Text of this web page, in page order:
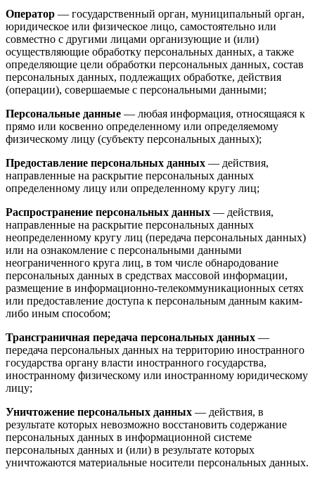
Оператор — государственный орган, муниципальный орган,
юридическое или физическое лицо, самостоятельно или
совместно с другими лицами организующие и (или)
осуществляющие обработку персональных данных, а также
определяющие цели обработки персональных данных, состав
персональных данных, подлежащих обработке, действия
(операции), совершаемые с персональными данными;
Персональные данные — любая информация, относящаяся к
прямо или косвенно определенному или определяемому
физическому лицу (субъекту персональных данных);
Предоставление персональных данных — действия,
направленные на раскрытие персональных данных
определенному лицу или определенному кругу лиц;
Распространение персональных данных — действия,
направленные на раскрытие персональных данных
неопределенному кругу лиц (передача персональных данных)
или на ознакомление с персональными данными
неограниченного круга лиц, в том числе обнародование
персональных данных в средствах массовой информации,
размещение в информационно-телекоммуникационных сетях
или предоставление доступа к персональным данным каким-
либо иным способом;
Трансграничная передача персональных данных —
передача персональных данных на территорию иностранного
государства органу власти иностранного государства,
иностранному физическому или иностранному юридическому
лицу;
Уничтожение персональных данных — действия, в
результате которых невозможно восстановить содержание
персональных данных в информационной системе
персональных данных и (или) в результате которых
уничтожаются материальные носители персональных данных.